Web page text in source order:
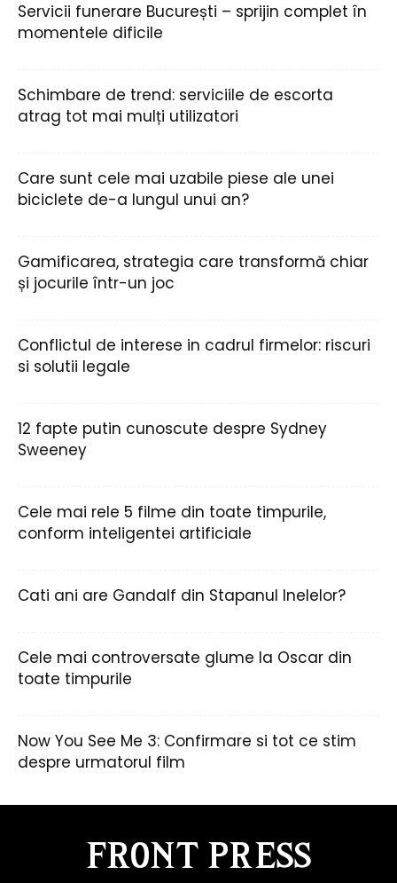
Servicii funerare București – sprijin complet în
momentele dificile
Schimbare de trend: serviciile de escorta
atrag tot mai mulți utilizatori
Care sunt cele mai uzabile piese ale unei
biciclete de-a lungul unui an?
Gamificarea, strategia care transformă chiar
și jocurile într-un joc
Conflictul de interese in cadrul firmelor: riscuri
si solutii legale
12 fapte putin cunoscute despre Sydney
Sweeney
Cele mai rele 5 filme din toate timpurile,
conform inteligentei artificiale
Cati ani are Gandalf din Stapanul Inelelor?
Cele mai controversate glume la Oscar din
toate timpurile
Now You See Me 3: Confirmare si tot ce stim
despre urmatorul film